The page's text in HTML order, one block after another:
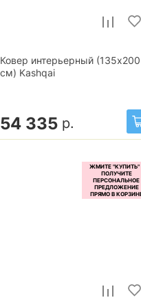
Ковер интерьерный (135x200
см) Kashqai
54 335 р.